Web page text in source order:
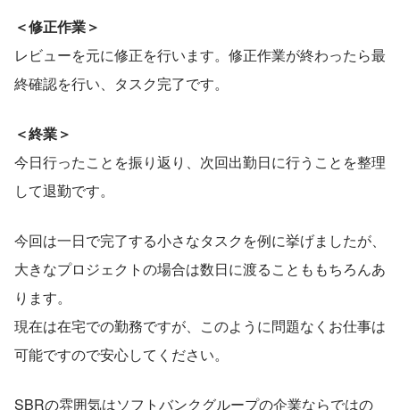
＜修正作業＞
レビューを元に修正を行います。修正作業が終わったら最
終確認を行い、タスク完了です。
＜終業＞
今日行ったことを振り返り、次回出勤日に行うことを整理
して退勤です。
今回は一日で完了する小さなタスクを例に挙げましたが、
大きなプロジェクトの場合は数日に渡ることももちろんあ
ります。
現在は在宅での勤務ですが、このように問題なくお仕事は
可能ですので安心してください。
SBRの雰囲気はソフトバンクグループの企業ならではの